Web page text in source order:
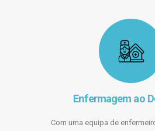
Enfermagem ao
Com uma equipa de